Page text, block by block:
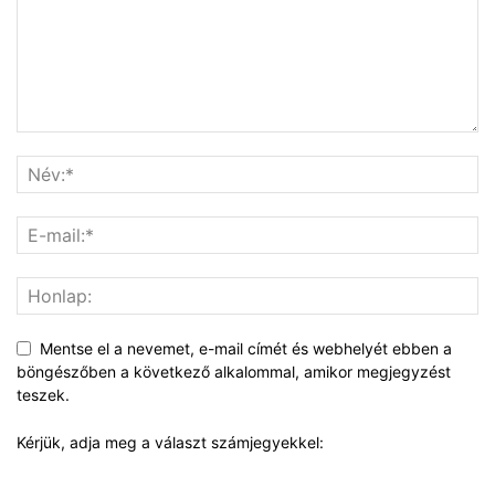
Mentse el a nevemet, e-mail címét és webhelyét ebben a
böngészőben a következő alkalommal, amikor megjegyzést
teszek.
Kérjük, adja meg a választ számjegyekkel: